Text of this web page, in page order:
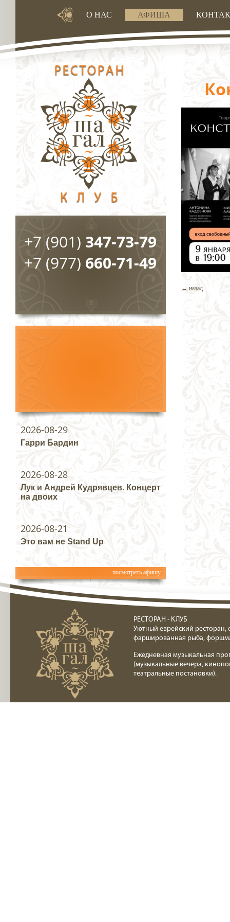
О НАС АФИША
← назад
+7 (901) 347-73-79
+7 (977) 660-71-49
2026-08-29
Гарри Бардин
2026-08-28
Лук и Андрей Кудрявцев. Концерт
на двоих
2026-08-21
Это вам не Stand Up
посмотреть афишу
Ресторан клуб Шагал
РЕСТОРАН - КЛУБ
Уютный еврейский ресторан,
фаршированная рыба,
Ежедневная музыкальная
(музыкальные вечера,
театральные постановки).